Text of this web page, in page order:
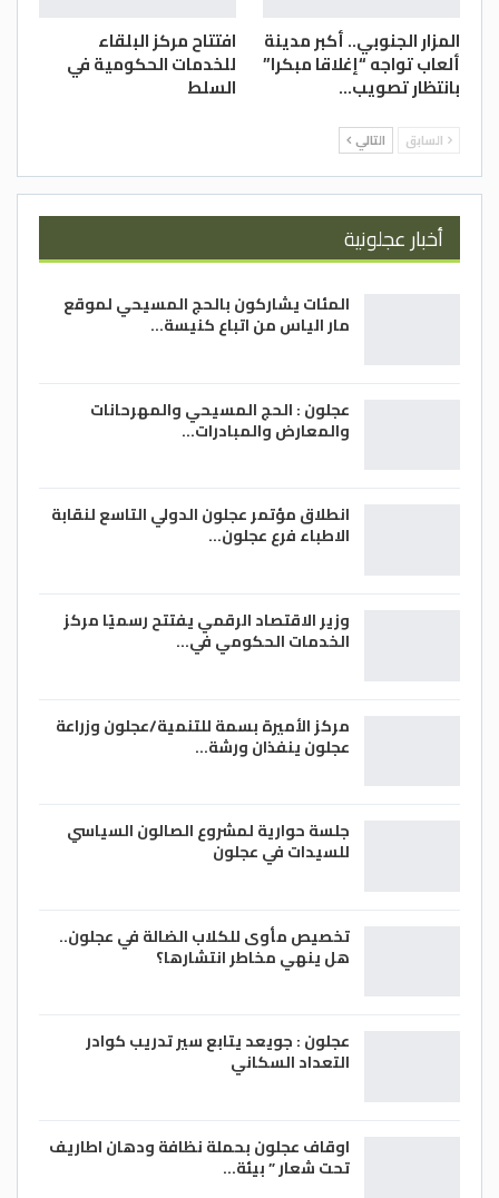
المزار الجنوبي.. أكبر مدينة
ألعاب تواجه “إغلاقا مبكرا”
بانتظار تصويب…
افتتاح مركز البلقاء
للخدمات الحكومية في
السلط
السابق التالي
أخبار عجلونية
المئات يشاركون بالحج المسيحي لموقع
مار الياس من اتباع كنيسة…
عجلون : الحج المسيحي والمهرحانات
والمعارض والمبادرات…
انطلاق مؤتمر عجلون الدولي التاسع لنقابة
الاطباء فرع عجلون…
وزير الاقتصاد الرقمي يفتتح رسميًا مركز
الخدمات الحكومي في…
مركز الأميرة بسمة للتنمية/عجلون وزراعة
عجلون ينفذان ورشة…
جلسة حوارية لمشروع الصالون السياسي
للسيدات في عجلون
تخصيص مأوى للكلاب الضالة في عجلون..
هل ينهي مخاطر انتشارها؟
عجلون : جويعد يتابع سير تدريب كوادر
التعداد السكاني
اوقاف عجلون بحملة نظافة ودهان اطاريف
تحت شعار ” بيئة…